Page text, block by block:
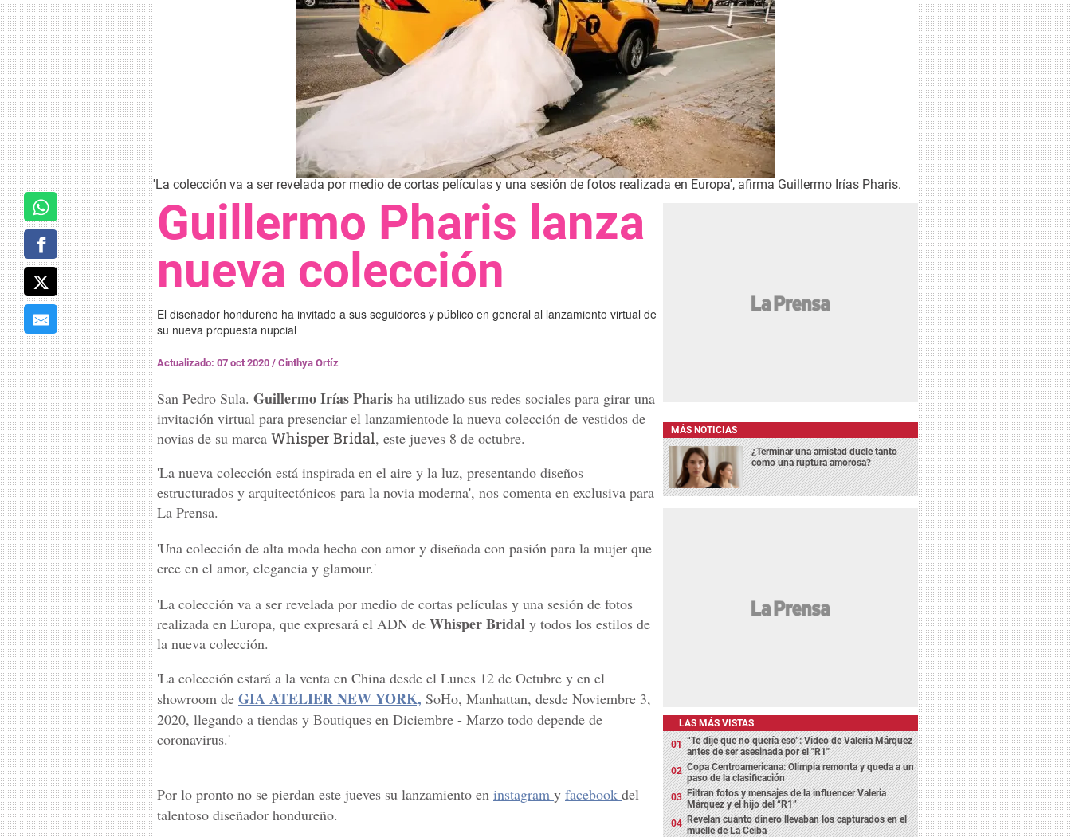
'La colección va a ser revelada por medio de cortas películas y una sesión de fotos realizada en Europa', afirma Guillermo Irías Pharis.
Guillermo Pharis lanza
nueva colección
El diseñador hondureño ha invitado a sus seguidores y público en general al lanzamiento virtual de
su nueva propuesta nupcial
Actualizado: 07 oct 2020 / Cinthya Ortíz
San Pedro Sula. Guillermo Irías Pharis ha utilizado sus redes sociales para girar una
invitación virtual para presenciar el lanzamientode la nueva colección de vestidos de
novias de su marca Whisper Bridal, este jueves 8 de octubre.
'La nueva colección está inspirada en el aire y la luz, presentando diseños
estructurados y arquitectónicos para la novia moderna', nos comenta en exclusiva para
La Prensa.
'Una colección de alta moda hecha con amor y diseñada con pasión para la mujer que
cree en el amor, elegancia y glamour.'
'La colección va a ser revelada por medio de cortas películas y una sesión de fotos
realizada en Europa, que expresará el ADN de Whisper Bridal y todos los estilos de
la nueva colección.
'La colección estará a la venta en China desde el Lunes 12 de Octubre y en el
showroom de GIA ATELIER NEW YORK, SoHo, Manhattan, desde Noviembre 3,
2020, llegando a tiendas y Boutiques en Diciembre - Marzo todo depende de
coronavirus.'
Por lo pronto no se pierdan este jueves su lanzamiento en instagram y facebook del
talentoso diseñador hondureño.
MÁS NOTICIAS
¿Terminar una amistad duele tanto
como una ruptura amorosa?
LAS MÁS VISTAS
“Te dije que no quería eso”: Video de Valeria Márquez
antes de ser asesinada por el "R1"
Copa Centroamericana: Olimpia remonta y queda a un
paso de la clasificación
Filtran fotos y mensajes de la influencer Valeria
Márquez y el hijo del “R1”
Revelan cuánto dinero llevaban los capturados en el
muelle de La Ceiba